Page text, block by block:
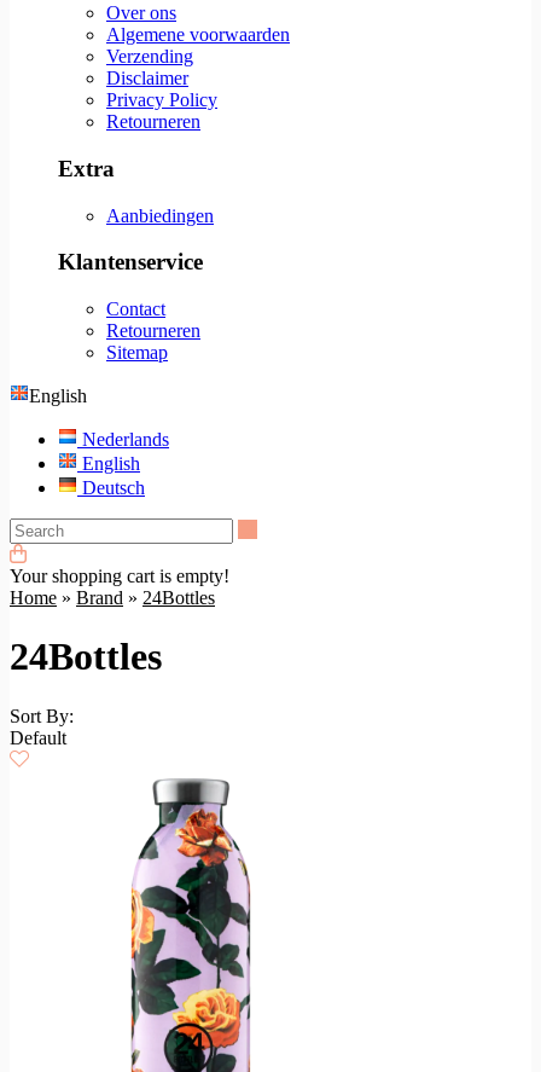
Over ons
Algemene voorwaarden
Verzending
Disclaimer
Privacy Policy
Retourneren
Extra
Aanbiedingen
Klantenservice
Contact
Retourneren
Sitemap
English
Nederlands
English
Deutsch
Your shopping cart is empty!
Home » Brand » 24Bottles
24Bottles
Sort By:
Default